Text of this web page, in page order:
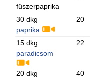
fűszerpaprika
30 dkg
paprika
20
15 dkg
paradicsom
22
20 dkg
40